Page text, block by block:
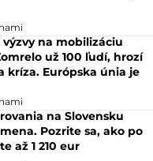
výzvy na mobilizáciu
už 100 ľudí, hrozí
kríza. Európska únia je
na Slovensku
Pozrite sa, ako po
až 1 210 eur